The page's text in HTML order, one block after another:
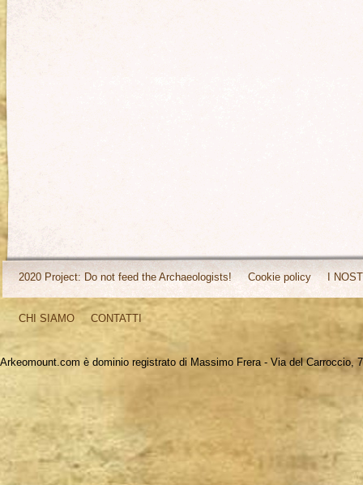
2020 Project: Do not feed the Archaeologists! Cookie policy I
CHI SIAMO CONTATTI
Arkeomount.com è dominio registrato di Massimo Frera - Via del